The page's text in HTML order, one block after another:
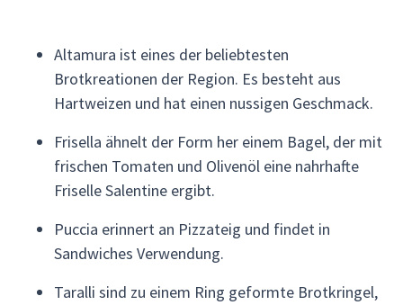
Altamura ist eines der beliebtesten
Brotkreationen der Region. Es besteht aus
Hartweizen und hat einen nussigen Geschmack.
Frisella ähnelt der Form her einem Bagel, der mit
frischen Tomaten und Olivenöl eine nahrhafte
Friselle Salentine ergibt.
Puccia erinnert an Pizzateig und findet in
Sandwiches Verwendung.
Taralli sind zu einem Ring geformte Brotkringel,